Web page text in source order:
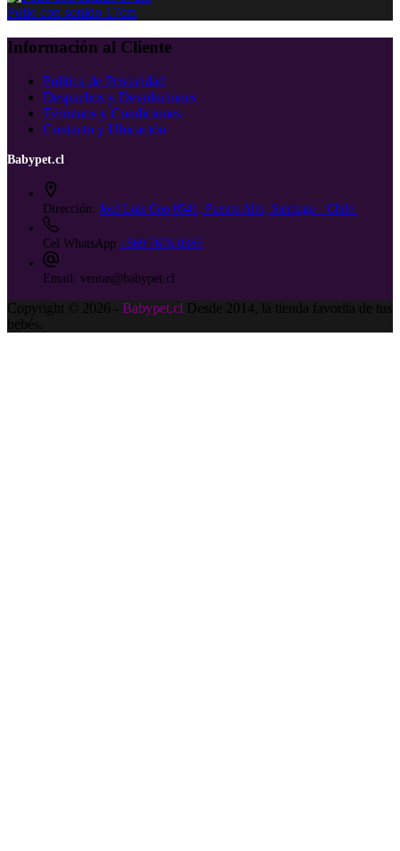
Pollo con sonido 17cm
Información al Cliente
Política de Privacidad
Despachos y Devoluciones
Términos y Condiciones
Contacto y Ubicación
Babypet.cl
Dirección: José Luis Coo 0541, Puente Alto, Santiago - Chile.
Cel WhatsApp +569 7676 0385
Email: ventas@babypet.cl
Copyright © 2026 - Babypet.cl Desde 2014, la tienda favorita de tus
bebés.